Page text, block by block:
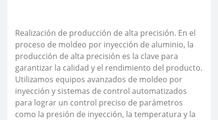
Realización de producción de alta precisión. En el
proceso de moldeo por inyección de aluminio, la
producción de alta precisión es la clave para
garantizar la calidad y el rendimiento del producto.
Utilizamos equipos avanzados de moldeo por
inyección y sistemas de control automatizados
para lograr un control preciso de parámetros
como la presión de inyección, la temperatura y la